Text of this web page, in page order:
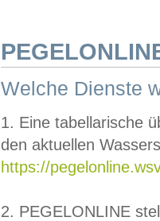
Welche Dienste
1. Eine tabellarische
den aktuellen
https://
2. PEGELONLINE